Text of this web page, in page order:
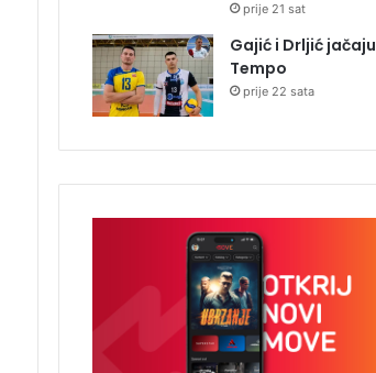
prije 21 sat
Gajić i Drljić jačaju
Tempo
prije 22 sata